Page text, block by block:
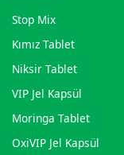
Stop Mix
Kımız Tablet
Niksir Tablet
VIP Jel Kapsül
Moringa Tablet
OxiVIP Jel Kapsül